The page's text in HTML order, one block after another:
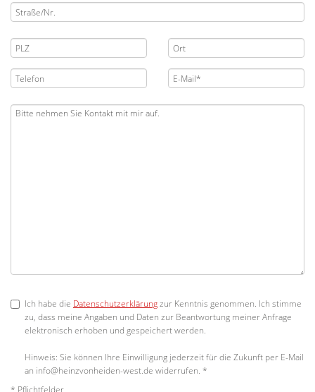
Ich habe die Datenschutzerklärungzur Kenntnis genommen. Ich stimme
zu, dass meine Angaben und Daten zur Beantwortung meiner Anfrage
elektronisch erhoben und gespeichert werden.
Hinweis: Sie können Ihre Einwilligung jederzeit für die Zukunft per E-Mail
an info@heinzvonheiden-west.de widerrufen. *
* Pflichtfelder